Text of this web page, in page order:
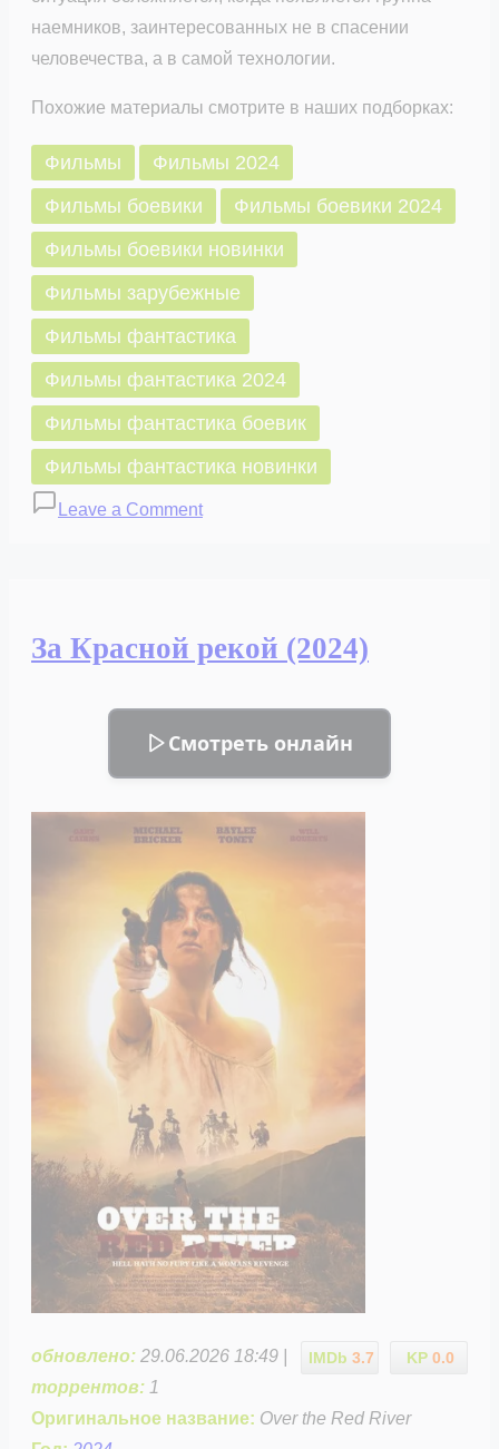
наемников, заинтересованных не в спасении
человечества, а в самой технологии.
Похожие материалы смотрите в наших подборках:
Фильмы
Фильмы 2024
Фильмы боевики
Фильмы боевики 2024
Фильмы боевики новинки
Фильмы зарубежные
Фильмы фантастика
Фильмы фантастика 2024
Фильмы фантастика боевик
Фильмы фантастика новинки
Leave a Commenton
За Красной рекой (2024)
Смотреть онлайн
KP 0.0
IMDb 3.7
обновлено: 29.06.2026 18:49 |
торрентов: 1
Оригинальное название: Over the Red River